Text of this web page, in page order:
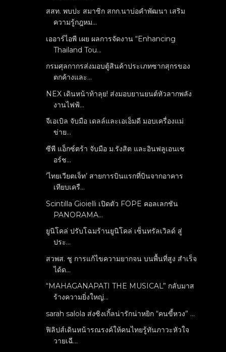
สสท. พบปะ สมาชิก สกก.นาบ่อคำพัฒนา เสริม
ความรู้กฎหม...
เออาร์ไอพี เผย ผลการจัดงาน “Enhancing
Thailand Tou...
กรมศุลกากรส่งมอบตู้สินค้าประเภทซากสุกรของ
ตกค้างและ...
NEX เดินหน้าท้าลุย! ส่งมอบยานยนต์หัวลากพลัง
งานไฟฟ้...
จีเอเบิล จับมือ เดลล์และเอเอ็มดี มอบเครื่องแม่
ข่าย...
ซีพี แอ็กซ์ตร้า จับมือ ม.รังสิต และอินฟลูเอนเซ
อร์ช...
‘ไทยเวียตเจ็ท’ สายการบินแรกที่บินจากอาคาร
เทียบเครื...
Scintilla Gioielli เปิดตัว FOPE คอลเลกชัน
PANORAMA...
ยูนิโคล่ ปรับโฉมร้านยูนิโคล่ เซ็นทรัลเวิลด์ สู่
ประ...
สวพส. ชู การแก้ไขความยากจน บนพื้นที่สูง สำเร็จ
ได้ด...
“MAHAGANAPATI THE MUSICAL” กลับมาส
ร้างความยิ่งใหญ่...
sarah salola ส่งซิงเกิ้ลน่ารักน่าหยิก “คนขี้หวง” ...
ฟิลิปส์เดินหน้ารณรงค์ให้คนไทยรู้ทันภาวะหัวใจ
วายเฉี...